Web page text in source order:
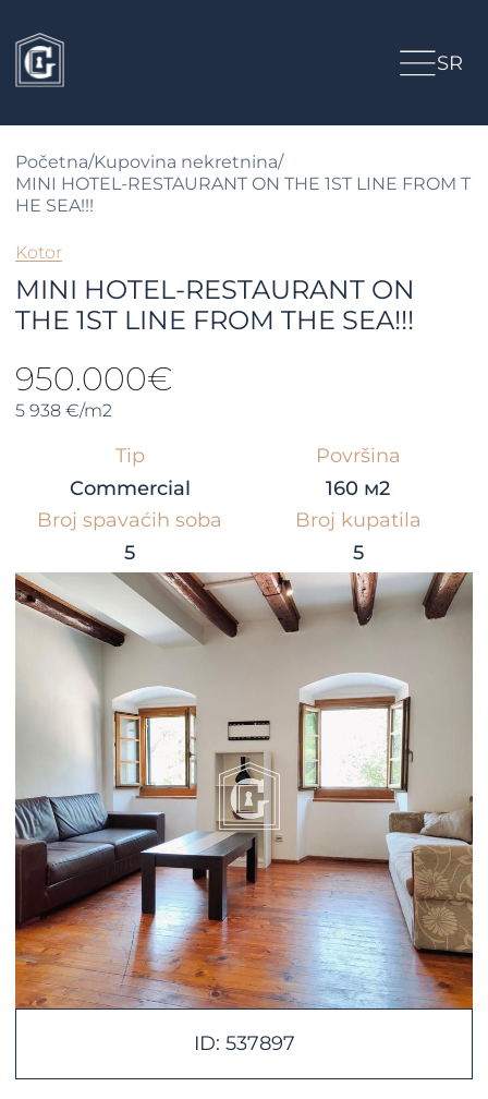
SR
Početna/Kupovina nekretnina/
MINI HOTEL-RESTAURANT ON THE 1ST LINE FROM T
HE SEA!!!
Kotor
MINI HOTEL-RESTAURANT ON
THE 1ST LINE FROM THE SEA!!!
950.000€
5 938 €/m2
Tip
Commercial
Površina
160 м2
Broj spavaćih soba
5
Broj kupatila
5
ID: 537897